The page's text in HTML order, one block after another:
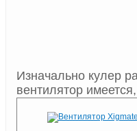
Изначально кулер
вентилятор